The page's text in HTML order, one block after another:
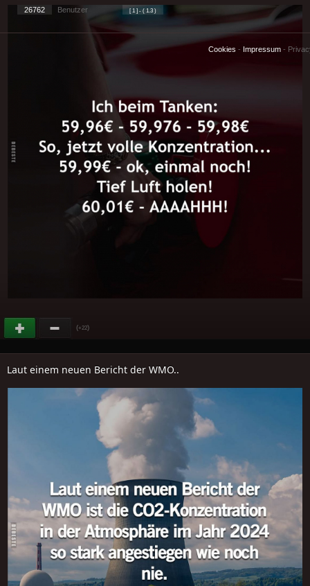
(+22)
Laut einem neuen Bericht der WMO..
26762
Benutzer [ 1 ] - ( 1.3 )
Cookies - Impressum -